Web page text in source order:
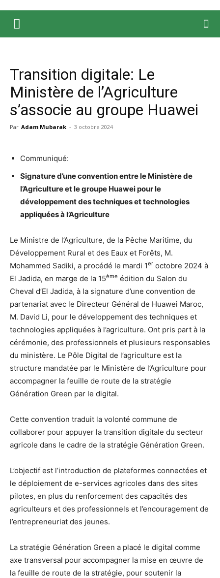
Transition digitale: Le
Ministère de l’Agriculture
s’associe au groupe Huawei
Par Adam Mubarak - 3 octobre 2024
Communiqué:
Signature d’une convention entre le Ministère de
l’Agriculture et le groupe Huawei pour le
développement des techniques et technologies
appliquées à l’Agriculture
Le Ministre de l’Agriculture, de la Pêche Maritime, du
Développement Rural et des Eaux et Forêts, M.
Mohammed Sadiki, a procédé le mardi 1er octobre 2024 à
El Jadida, en marge de la 15ème édition du Salon du
Cheval d’El Jadida, à la signature d’une convention de
partenariat avec le Directeur Général de Huawei Maroc,
M. David Li, pour le développement des techniques et
technologies appliquées à l’agriculture. Ont pris part à la
cérémonie, des professionnels et plusieurs responsables
du ministère. Le Pôle Digital de l’agriculture est la
structure mandatée par le Ministère de l’Agriculture pour
accompagner la feuille de route de la stratégie
Génération Green par le digital.
Cette convention traduit la volonté commune de
collaborer pour appuyer la transition digitale du secteur
agricole dans le cadre de la stratégie Génération Green.
L’objectif est l’introduction de plateformes connectées et
le déploiement de e-services agricoles dans des sites
pilotes, en plus du renforcement des capacités des
agriculteurs et des professionnels et l’encouragement de
l’entrepreneuriat des jeunes.
La stratégie Génération Green a placé le digital comme
axe transversal pour accompagner la mise en œuvre de
la feuille de route de la stratégie, pour soutenir la